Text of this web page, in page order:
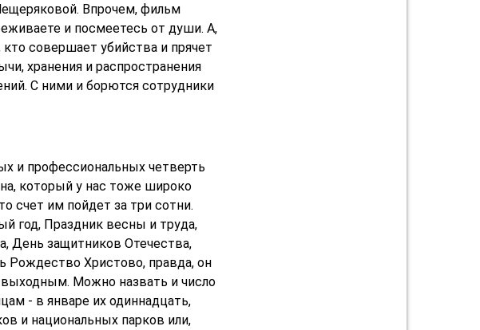
Впрочем, фильм
и посмеетесь от души. А,
кто совершает убийства и прячет
хранения и распространения
С ними и борются сотрудники
и профессиональных четверть
который у нас тоже широко
счет им пойдет за три сотни.
год, Праздник весны и труда,
День защитников Отечества,
Христово, правда, он
выходным. Можно назвать и число
- в январе их одиннадцать,
и национальных парков или,